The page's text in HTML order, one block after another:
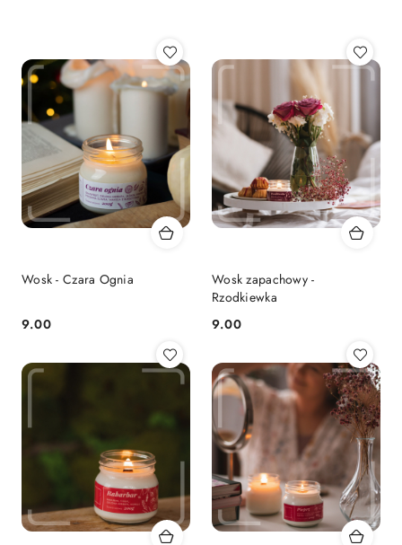
Wosk - Czara Ognia
Cena:
9.00
Wosk zapachowy -
Rzodkiewka
Cena:
9.00